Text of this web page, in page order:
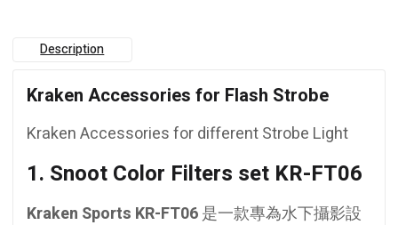
Description
Kraken Accessories for Flash Strobe
Kraken Accessories for different Strobe Light
1. Snoot Color Filters set KR-FT06
Kraken Sports KR-FT06是一款專為水下攝影設